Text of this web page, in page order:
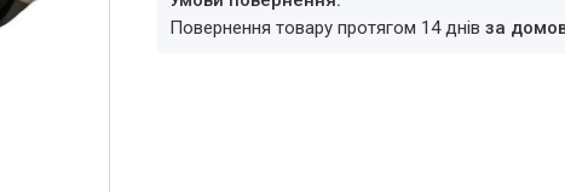
повернення товару протягом 14 днівза